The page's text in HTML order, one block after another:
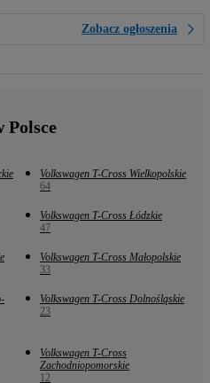
Zobacz ogłoszenia
Polsce
Volkswagen T-Cross Wielkopolskie
64
Volkswagen T-Cross Łódzkie
47
Volkswagen T-Cross Małopolskie
33
Volkswagen T-Cross Dolnośląskie
23
Volkswagen T-Cross
Zachodniopomorskie
12